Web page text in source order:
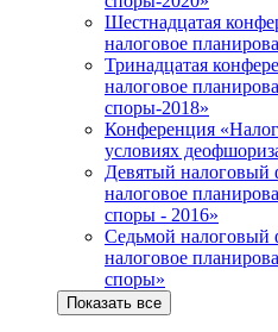
Шестнадцатая
налоговое
Тринадцатая
налоговое
споры-2018»
Конференция
условиях
Девятый налоговый
налоговое
споры - 2016»
Седьмой налоговый
налоговое
споры»
Показать все